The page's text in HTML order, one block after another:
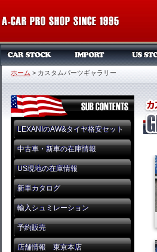
ホーム > カスタムパーツギャラリー
LEXANIのAW&タイヤ格安セット
中古車・新車の在庫情報
US現地の在庫情報
新車カタログ
輸入シュミレーション
予約販売
店舗情報 東京本店